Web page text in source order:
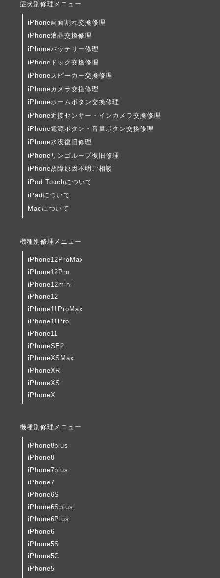
症状別修理メニュー
iPhone画面割れ交換修理
iPhone液晶交換修理
iPhoneバッテリー修理
iPhoneドック交換修理
iPhoneスピーカー交換修理
iPhoneカメラ交換修理
iPhoneホームボタン交換修理
iPhone近接センサー・インカメラ交換修理
iPhone電源ボタン・音量ボタン交換修理
iPhone水没復旧修理
iPhoneリンゴループ復旧修理
iPhone故障原因不明ご相談
iPod Touchについて
iPadについて
Macについて
機種別修理メニュー
iPhone12ProMax
iPhone12Pro
iPhone12mini
iPhone12
iPhone11ProMax
iPhone11Pro
iPhone11
iPhoneSE2
iPhoneXSMax
iPhoneXR
iPhoneXS
iPhoneX
機種別修理メニュー
iPhone8plus
iPhone8
iPhone7plus
iPhone7
iPhone6S
iPhone6Splus
iPhone6Plus
iPhone6
iPhone5S
iPhone5C
iPhone5